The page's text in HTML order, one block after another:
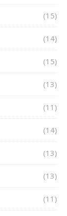
(15)
(14)
(15)
(13)
(11)
(14)
(13)
(13)
(11)